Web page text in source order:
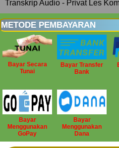
Transkrip Audio - Privat Les
METODE PEMBAYARAN
Bayar Secara
Tunai
Bayar Transfer
Bank
Bayar
Menggunakan
GoPay
Bayar
Menggunakan
Dana